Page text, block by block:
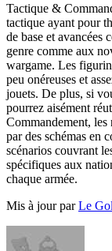
Tactique &
tactique ayant pour
de base et avancées
genre comme aux
wargame. Les
peu onéreuses et
jouets. De plus, si
pourrez aisément
Commandement, les
par des schémas en
scénarios couvrant
spécifiques aux
chaque armée.
Mis à jour parLe